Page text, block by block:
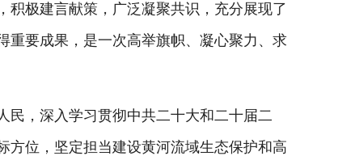
积极建言献策，广泛凝聚共识，充分展现了
重要成果，是一次高举旗帜、凝心聚力、求
，深入学习贯彻中共二十大和二十届二
方位，坚定担当建设黄河流域生态保护和高